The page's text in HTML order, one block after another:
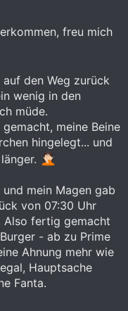
freu mich
den Weg zurück
wenig in den
müde.
meine Beine
hingelegt... und
mein Magen gab
von 07:30 Uhr
Also fertig gemacht
- ab zu Prime
Ahnung mehr wie
Hauptsache
Fanta.